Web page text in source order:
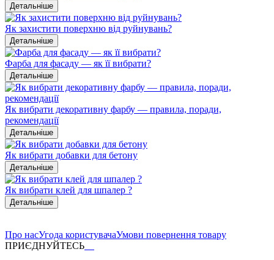
Детальніше
Як захистити поверхню від руйнувань?
Детальніше
Фарба для фасаду — як її вибрати?
Детальніше
Як вибрати декоративну фарбу — правила, поради,
рекомендації
Детальніше
Як вибрати добавки для бетону
Детальніше
Як вибрати клей для шпалер ?
Детальніше
Про насУгода користувачаУмови повернення товару
ПРИЄДНУЙТЕСЬ